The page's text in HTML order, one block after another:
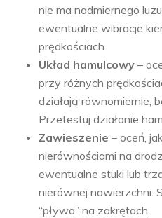
nie ma nadmiernego
ewentualne wibracje
prędkościach.
Układ hamulcowy –
przy różnych
działają równomiernie,
Przetestuj działanie
Zawieszenie – oceń,
nierównościami na
ewentualne stuki lub
nierównej nawierzchni.
“pływa” na zakrętach.